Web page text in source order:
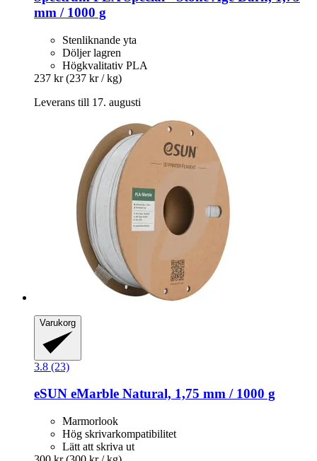
mm / 1000 g
Stenliknande yta
Döljer lagren
Högkvalitativ PLA
237 kr (237 kr / kg)
Leverans till 17. augusti
Varukorg
3.8 (23)
eSUN eMarble Natural, 1,75 mm / 1000 g
Marmorlook
Hög skrivarkompatibilitet
Lätt att skriva ut